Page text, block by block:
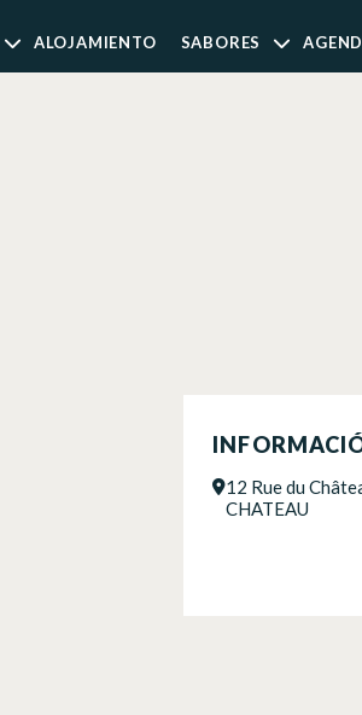
ALOJAMIENTO SABORES
12 Rue du
CHATEAU